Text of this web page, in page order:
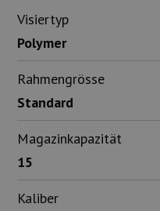
Visiertyp
Polymer
Rahmengrösse
Standard
Magazinkapazität
15
Kaliber